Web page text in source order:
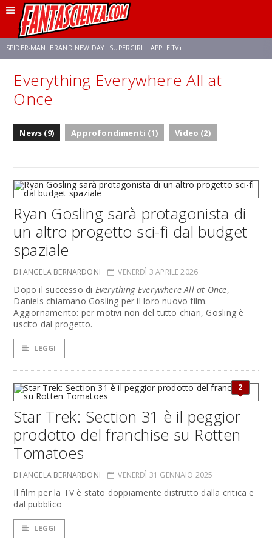
SPIDER-MAN: BRAND NEW DAY SUPERGIRL APPLE TV+
FRANCO RICCIARDIELLO ZENDAYA STAR TREK AVENGERS: DOOMSDAY
NETFLIX SADIE SINK STAR TREK: STRANGE NEW WORLDS
Everything Everywhere All at
Once
News (9) Approfondimenti (1) Video (2)
Ryan Gosling sarà protagonista di
un altro progetto sci-fi dal budget
spaziale
DI ANGELA BERNARDONI VENERDÌ 3 APRILE 2026
Dopo il successo di Everything Everywhere All at Once,
Daniels chiamano Gosling per il loro nuovo film.
Aggiornamento: per motivi non del tutto chiari, Gosling è
uscito dal progetto.
LEGGI
2
Star Trek: Section 31 è il peggior
prodotto del franchise su Rotten
Tomatoes
DI ANGELA BERNARDONI VENERDÌ 31 GENNAIO 2025
Il film per la TV è stato doppiamente distrutto dalla critica e
dal pubblico
LEGGI